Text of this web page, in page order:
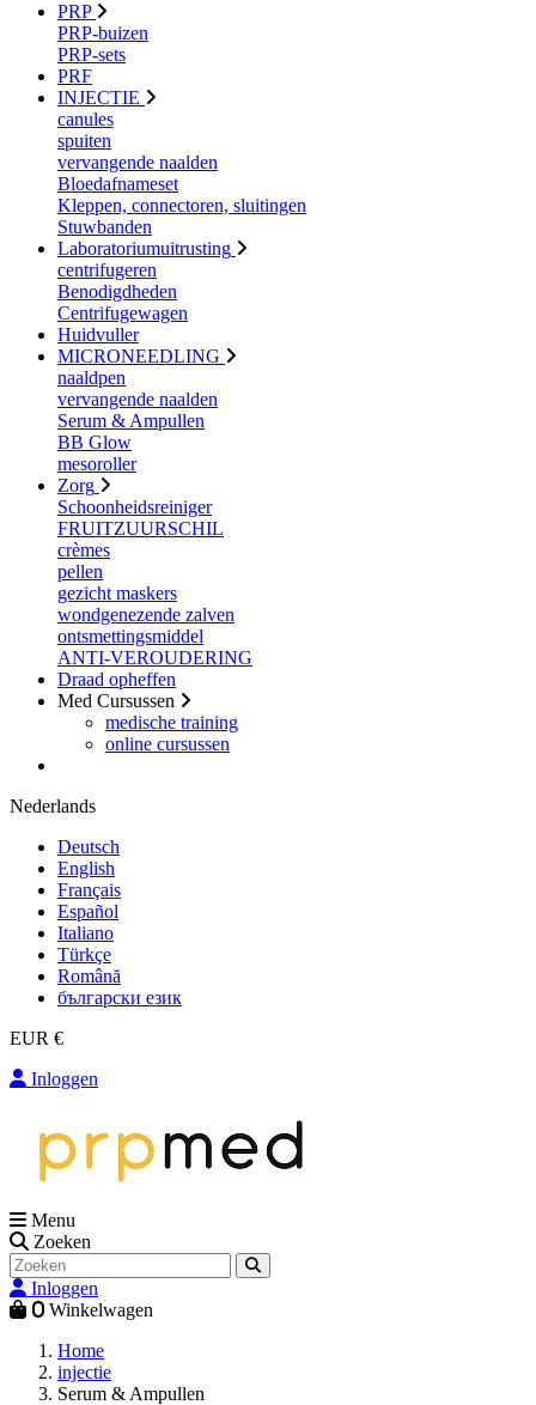
PRP
PRP-buizen
PRP-sets
PRF
INJECTIE
canules
spuiten
vervangende naalden
Bloedafnameset
Kleppen, connectoren, sluitingen
Stuwbanden
Laboratoriumuitrusting
centrifugeren
Benodigdheden
Centrifugewagen
Huidvuller
MICRONEEDLING
naaldpen
vervangende naalden
Serum & Ampullen
BB Glow
mesoroller
Zorg
Schoonheidsreiniger
FRUITZUURSCHIL
crèmes
pellen
gezicht maskers
wondgenezende zalven
ontsmettingsmiddel
ANTI-VEROUDERING
Draad opheffen
Med Cursussen
medische training
online cursussen
Nederlands
Deutsch
English
Français
Español
Italiano
Türkçe
Română
български език
EUR €
Inloggen
Menu
Zoeken
Inloggen
0 Winkelwagen
Home
injectie
Serum & Ampullen